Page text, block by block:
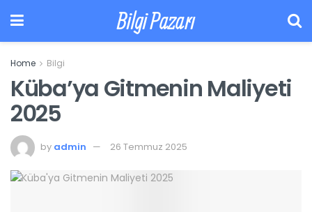
Bilgi Pazarı
Home Bilgi
Küba’ya Gitmenin Maliyeti
2025
by admin 26 Temmuz 2025